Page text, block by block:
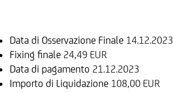
Data di Osservazione Finale 14.12.2023
Fixing finale 24,49 EUR
Data di pagamento 21.12.2023
Importo di Liquidazione 108,00 EUR